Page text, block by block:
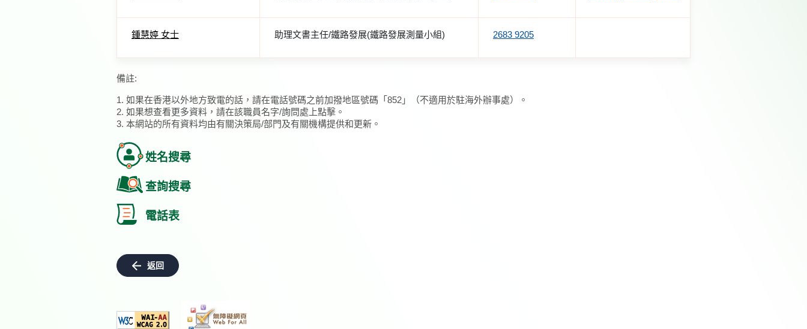
鍾慧婷 女士 助理文書主任/鐵路發展(鐵路發展測量小組) 2683 9205
備註:
1. 如果在香港以外地方致電的話，請在電話號碼之前加撥地區號碼「852」（不適用於駐海外辦事處）。
2. 如果想查看更多資料，請在該職員名字/詢問處上點擊。
3. 本網站的所有資料均由有關決策局/部門及有關機構提供和更新。
姓名搜尋
查詢搜尋
電話表
返回